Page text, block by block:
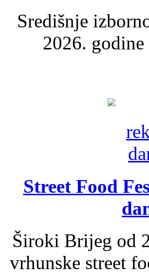
Središnje
2026.
Street Food
Široki Brijeg od
vrhunske street